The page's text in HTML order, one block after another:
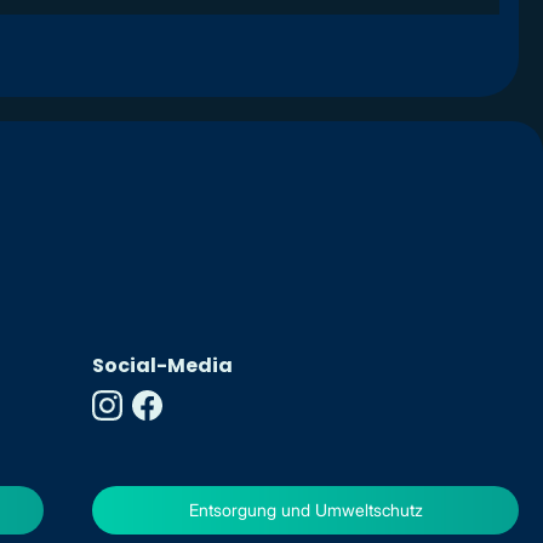
Entsorgung und Umweltschutz
Social-Media